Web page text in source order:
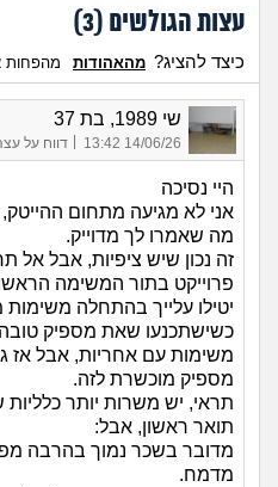
עצות הגולשים (3
)
כיצד להציג? מהאהודות מהפחות
שי 1989, בת 37
14/06/26 13:42 דווח על
היי נסיכה
אני לא מגיעה מתחום
מה שאמרו לך מדוייק.
זה נכון שיש ציפיות, אבל אל
פרוייקט בתור המשימה
יטילו עלייך בהתחלה
כשישתכנעו שאת מספיק טובה,
משימות עם אחריות, אבל
מספיק מוכשרת לזה.
תראי, יש משרות יותר
תואר ראשון, אבל:
מדובר בשכר נמוך בהרבה
מדמח.